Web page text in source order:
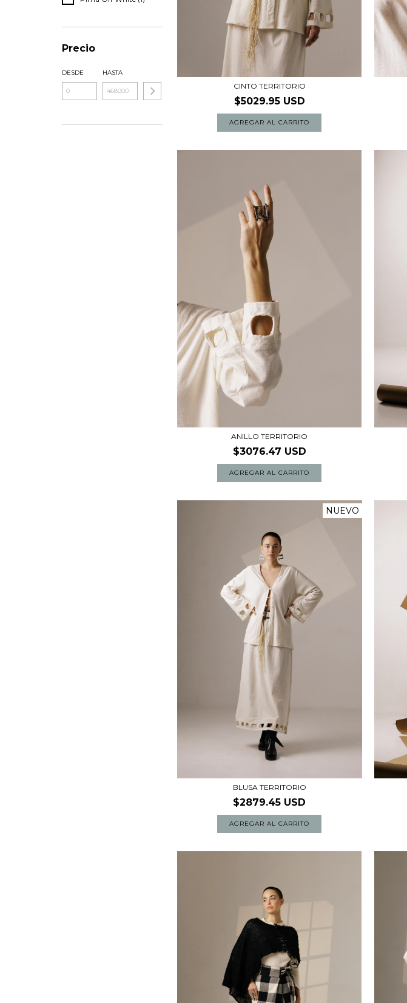
Precio
DESDE HASTA
CINTO TERRITORIO
$5029.95 USD
ANILLO TERRITORIO
$3076.47 USD
NUEVO
BLUSA TERRITORIO
$2879.45 USD
AGREGAR AL CARRITO